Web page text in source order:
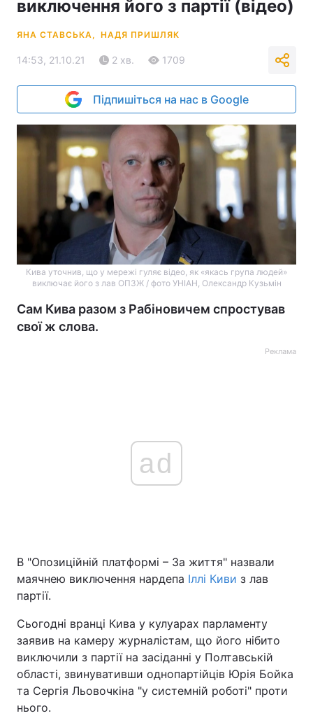
виключення його з партії (відео)
ЯНА СТАВСЬКА, НАДЯ ПРИШЛЯК
14:53, 21.10.21 2 хв. 1709
Підпишіться на нас в Google
Кива уточнив, що у мережі гуляє відео, як «якась група людей»
виключає його з лав ОПЗЖ / фото УНІАН, Олександр Кузьмін
Сам Кива разом з Рабіновичем спростував
свої ж слова.
Реклама
ad
В "Опозиційній платформі – За життя" назвали
маячнею виключення нардепа Іллі Киви з лав
партії.
Сьогодні вранці Кива у кулуарах парламенту
заявив на камеру журналістам, що його нібито
виключили з партії на засіданні у Полтавській
області, звинувативши однопартійців Юрія Бойка
та Сергія Льовочкіна "у системній роботі" проти
нього.